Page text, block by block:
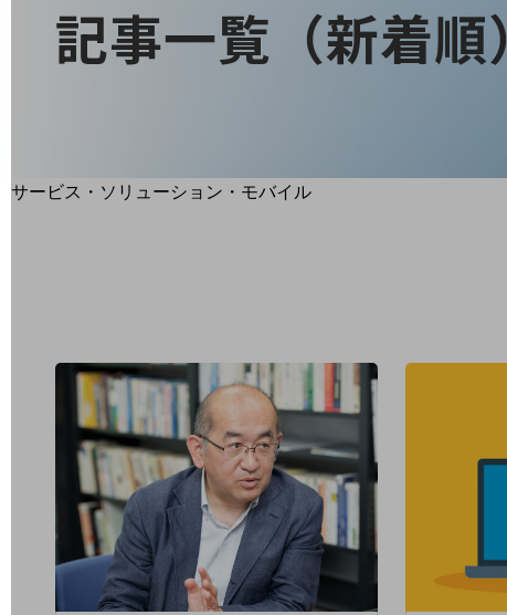
サービス・ソリューション・モバイル
ネットワーク・モバイル
クラウド・データセンター
電話・映像コミュニケーション
セキュリティ
記事一覧（新着順）